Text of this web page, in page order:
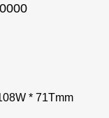
* 71Tmm